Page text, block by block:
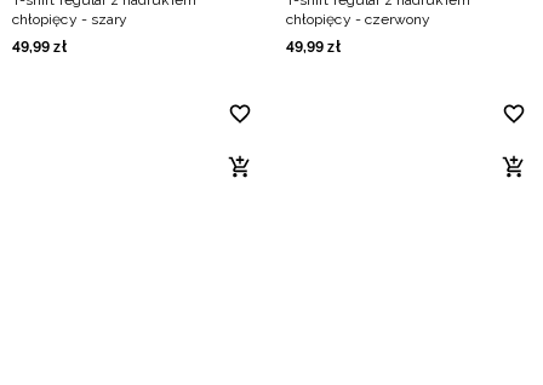
chłopięcy - szary
49,99 zł
chłopięcy - czerwony
49,99 zł